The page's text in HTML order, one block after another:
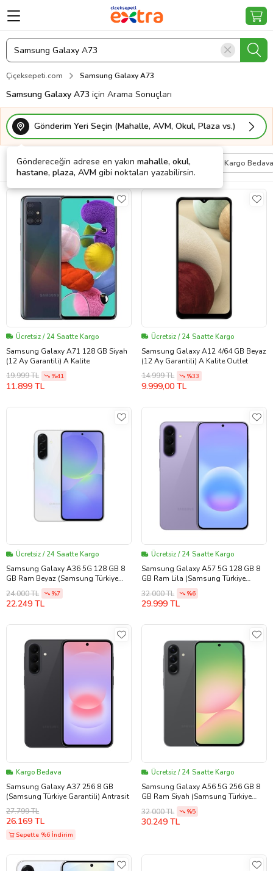
Çiçeksepeti.com Samsung Galaxy A73
Samsung Galaxy A73 için Arama Sonuçları
Gönderim Yeri Seçin (Mahalle, AVM, Okul, Plaza vs.)
Göndereceğin adrese en yakın mahalle, okul,
hastane, plaza, AVM gibi noktaları yazabilirsin.
Filtrele Sırala Kişiye Özel Kargo Bedava
Ücretsiz / 24 Saatte Kargo
Samsung Galaxy A71 128 GB Siyah
(12 Ay Garantili) A Kalite
19.999 TL
%41
11.899 TL
Ücretsiz / 24 Saatte Kargo
Samsung Galaxy A12 4/64 GB Beyaz
(12 Ay Garantili) A Kalite Outlet
14.999 TL
%33
9.999,00 TL
Ücretsiz / 24 Saatte Kargo
Samsung Galaxy A36 5G 128 GB 8
GB Ram Beyaz (Samsung Türkiye
Garantili)
24.000 TL %7
22.249 TL
Ücretsiz / 24 Saatte Kargo
Samsung Galaxy A57 5G 128 GB 8
GB Ram Lila (Samsung Türkiye
Garantili)
32.000 TL %6
29.999 TL
Kargo Bedava
Samsung Galaxy A37 256 8 GB
(Samsung Türkiye Garantili) Antrasit
27.799 TL
26.169 TL
Sepette %6 İndirim
Ücretsiz / 24 Saatte Kargo
Samsung Galaxy A56 5G 256 GB 8
GB Ram Siyah (Samsung Türkiye
Garantili)
32.000 TL %5
30.249 TL